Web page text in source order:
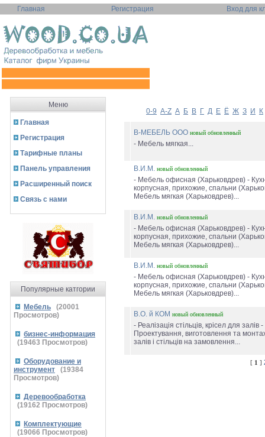
Главная Регистрация Вход для
Меню
Главная
Регистрация
Тарифные планы
Панель управления
Расширенный поиск
Связь с нами
Популярные катгории
Мебель (20001
Просмотров)
бизнес-информация
(19463 Просмотров)
Оборудование и
инструмент
(19384
Просмотров)
Деревообработка
(19162 Просмотров)
Комплектующие
(19066 Просмотров)
0-9 A-Z А Б В Г Д Е Ё Ж З И К
В-МЕБЕЛЬ ООО новый обновленный
- Мебель мягкая...
В.И.М. новый обновленный
- Мебель офисная (Харьковдрев) -
корпусная, прихожие, спальни
Мебель мягкая (Харьковдрев)...
В.И.М. новый обновленный
- Мебель офисная (Харьковдрев) -
корпусная, прихожие, спальни
Мебель мягкая (Харьковдрев)...
В.И.М. новый обновленный
- Мебель офисная (Харьковдрев) -
корпусная, прихожие, спальни
Мебель мягкая (Харьковдрев)...
В.О. й КОМ новый обновленный
- Реалізація стільців, крісел для залів -
Проектування, виготовлення та
залів i стільців на замовлення...
[ 1 ]